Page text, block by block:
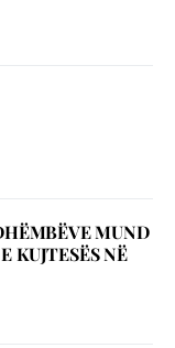
MUND
KUJTESËS NË